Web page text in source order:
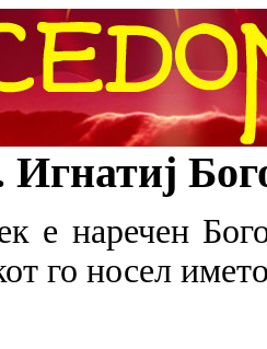
е наречен
го носел